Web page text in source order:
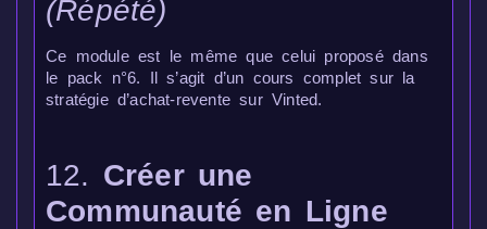
(Répété)
Ce module est le même que celui proposé dans
le pack n°6. Il s’agit d’un cours complet sur la
stratégie d’achat-revente sur Vinted.
12. Créer une
Communauté en Ligne